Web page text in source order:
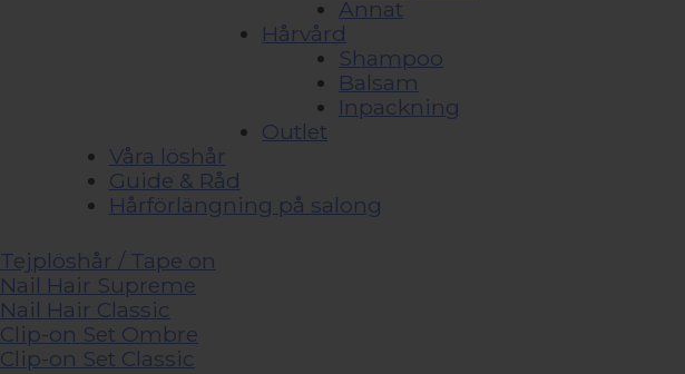
Annat
Hårvård
Shampoo
Balsam
Inpackning
Outlet
Våra löshår
Guide & Råd
Hårförlängning på salong
Tejplöshår / Tape on
Nail Hair Supreme
Nail Hair Classic
Clip-on Set Ombre
Clip-on Set Classic